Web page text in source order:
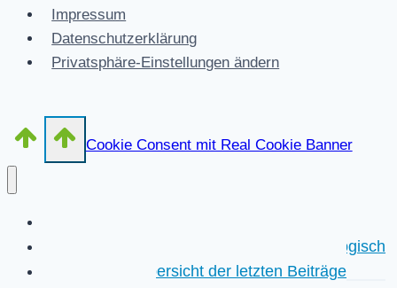
Impressum
Datenschutzerklärung
Privatsphäre-Einstellungen ändern
Cookie Consent mit Real Cookie Banner
Kurzübersicht der letzten Beiträge chronologisch
Detailliertere Übersicht der letzten Beiträge